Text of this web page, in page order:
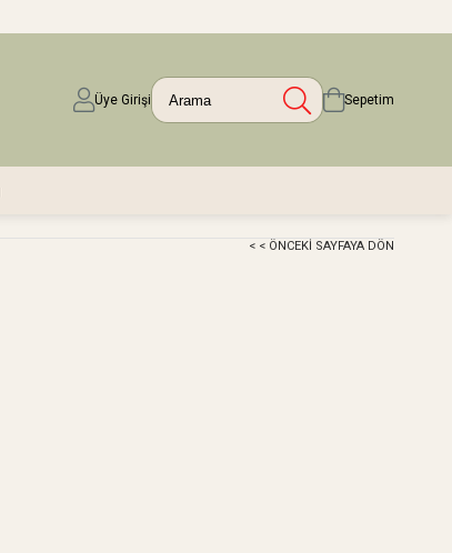
Üye Girişi Sepetim
< < ÖNCEKI SAYFAYA DÖN